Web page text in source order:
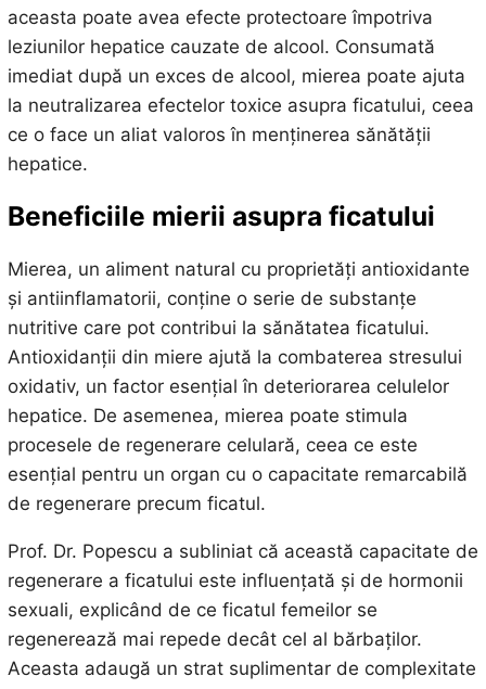
aceasta poate avea efecte protectoare împotriva
leziunilor hepatice cauzate de alcool. Consumată
imediat după un exces de alcool, mierea poate ajuta
la neutralizarea efectelor toxice asupra ficatului, ceea
ce o face un aliat valoros în menținerea sănătății
hepatice.
Beneficiile mierii asupra ficatului
Mierea, un aliment natural cu proprietăți antioxidante
și antiinflamatorii, conține o serie de substanțe
nutritive care pot contribui la sănătatea ficatului.
Antioxidanții din miere ajută la combaterea stresului
oxidativ, un factor esențial în deteriorarea celulelor
hepatice. De asemenea, mierea poate stimula
procesele de regenerare celulară, ceea ce este
esențial pentru un organ cu o capacitate remarcabilă
de regenerare precum ficatul.
Prof. Dr. Popescu a subliniat că această capacitate de
regenerare a ficatului este influențată și de hormonii
sexuali, explicând de ce ficatul femeilor se
regenerează mai repede decât cel al bărbaților.
Aceasta adaugă un strat suplimentar de complexitate